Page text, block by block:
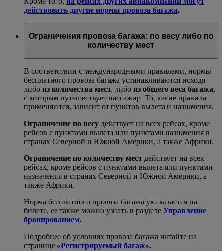
действовать другие нормы провоза багажа.
Ограничения провоза багажа: по весу либо по
количеству мест
В соответствии с международными правилами, нормы
бесплатного провоза багажа устанавливаются исходя
либо из количества мест, либо из общего веса багажа,
с которым путешествует пассажир. То, какие правила
применяются, зависит от пунктов вылета и назначения.
Ограничение по весу действует на всех рейсах, кроме
рейсов с пунктами вылета или пунктами назначения в
странах Северной и Южной Америки, а также Африки.
Ограничение по количеству мест действует на всех
рейсах, кроме рейсов с пунктами вылета или пунктами
назначения в странах Северной и Южной Америки, а
также Африки.
Норма бесплатного провоза багажа указывается на
билете, ее также можно узнать в разделе Управление
бронированием.
Подробнее об условиях провоза багажа читайте на
странице «Регистрируемый багаж».